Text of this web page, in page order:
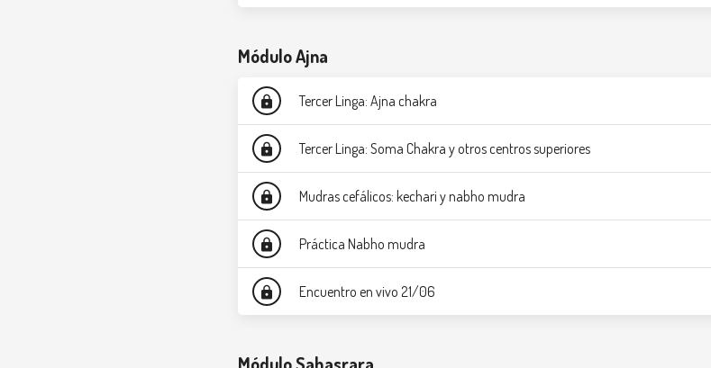
Módulo Ajna
lock Tercer Linga: Ajna chakra
lock Tercer Linga: Soma Chakra y otros centros superiores
lock Mudras cefálicos: kechari y nabho mudra
lock Práctica Nabho mudra
lock Encuentro en vivo 21/06